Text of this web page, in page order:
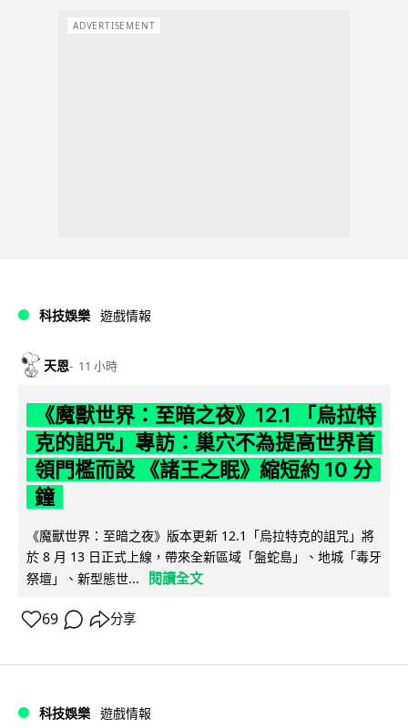
ADVERTISEMENT
科技娛樂 遊戲情報
天恩 11 小時
《魔獸世界：至暗之夜》12.1 「烏拉特
克的詛咒」專訪：巢穴不為提高世界首
領門檻而設 《諸王之眠》縮短約 10 分
鐘
《魔獸世界：至暗之夜》版本更新 12.1「烏拉特克的詛咒」將
於 8 月 13 日正式上線，帶來全新區域「盤蛇島」、地城「毒牙
祭壇」、新型態世...
閱讀全文
69 分享
科技娛樂 遊戲情報